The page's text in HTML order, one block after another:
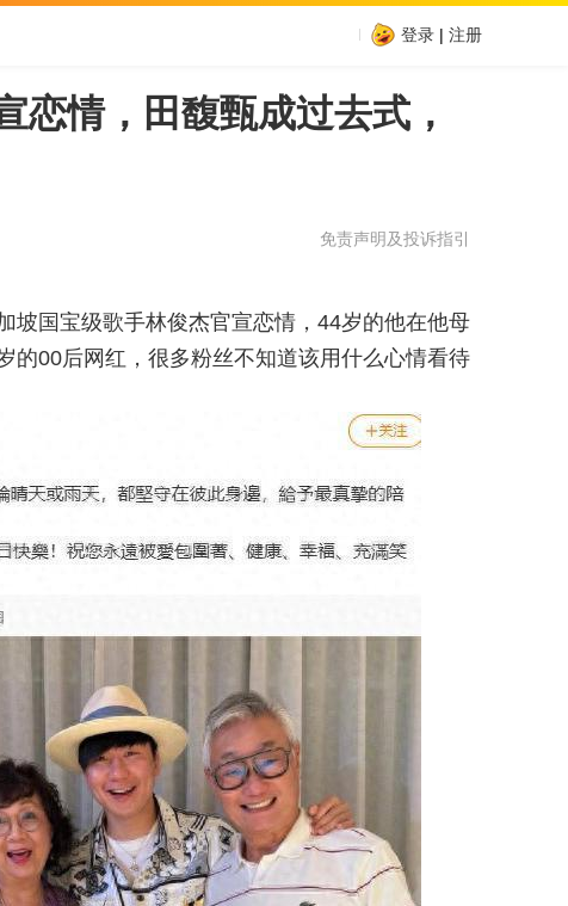
登录 | 注册
恋情，田馥甄成过去式，
免责声明及投诉指引
坡国宝级歌手林俊杰官宣恋情，44岁的他在他母
的00后网红，很多粉丝不知道该用什么心情看待